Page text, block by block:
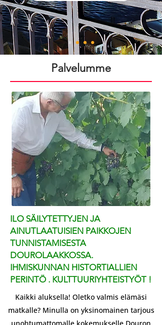
Palvelumme
ILO SÄILYTETTYJEN JA
AINUTLAATUISIEN PAIKKOJEN
TUNNISTAMISESTA
DOUROLAAKKOSSA.
IHMISKUNNAN HISTORTIALLIEN
PERINTÖ . KULTTUURIYHTEISTYÖT !
Kaikki aluksella! Oletko valmis elämäsi
matkalle? Minulla on yksinomainen tarjous